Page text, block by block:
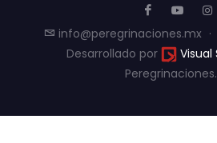
info@peregrinaciones.mx ·
Desarrollado por
Visual